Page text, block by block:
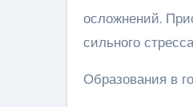
осложнений.
сильного
Образования в